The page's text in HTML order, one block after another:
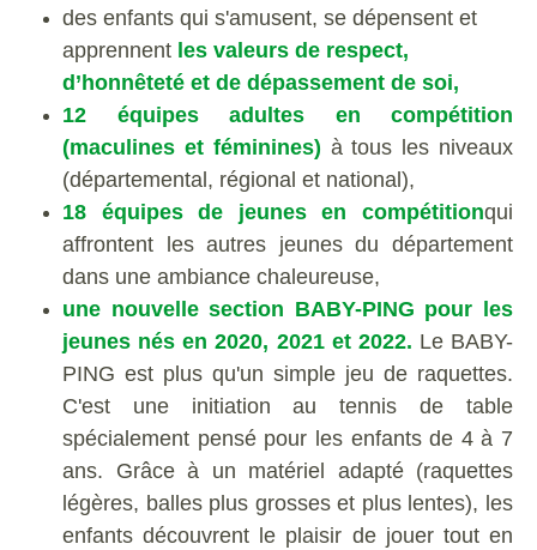
des enfants qui s'amusent, se dépensent et
apprennent les valeurs de respect,
d’honnêteté et de dépassement de soi,
12 équipes adultes en compétition
(maculines et féminines) à tous les niveaux
(départemental, régional et national),
18 équipes de jeunes en compétitionqui
affrontent les autres jeunes du département
dans une ambiance chaleureuse,
une nouvelle section BABY-PING pour les
jeunes nés en 2020, 2021 et 2022. Le BABY-
PING est plus qu'un simple jeu de raquettes.
C'est une initiation au tennis de table
spécialement pensé pour les enfants de 4 à 7
ans. Grâce à un matériel adapté (raquettes
légères, balles plus grosses et plus lentes), les
enfants découvrent le plaisir de jouer tout en